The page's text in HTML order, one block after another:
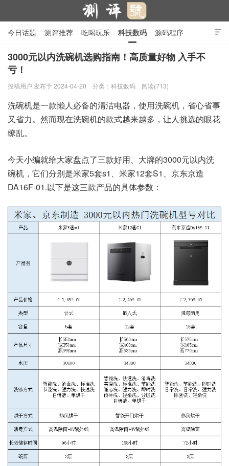
测评号

今日话题 测评推荐 吃喝玩乐 科技数码 源码程序
行业产品 在线投稿 隐私政策
3000元以内洗碗机选购指南！高质量好物 入手不
亏！
投稿用户 发布于 2024-04-20 分类： 科技数码 阅读(713)
洗碗机是一款懒人必备的清洁电器，使用洗碗机，省心省事
又省力。然而现在洗碗机的款式越来越多，让人挑选的眼花
缭乱。
今天小编就给大家盘点了三款好用、大牌的3000元以内洗
碗机，它们分别是米家5套s1、米家12套S1、京东京造
DA16F-01.以下是这三款产品的具体参数：